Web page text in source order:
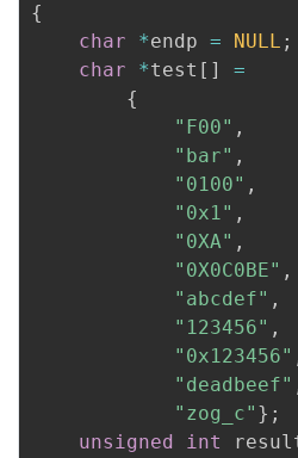
{
char
*endp = NULL ;
char
*test [ ]
=
{
"F00" ,
"bar" ,
"0100" ,
"0x1" ,
"0XA" ,
"0X0C0BE" ,
"abcdef" ,
"123456" ,
"0x123456"
"deadbeef"
"zog_c" } ;
unsigned
int